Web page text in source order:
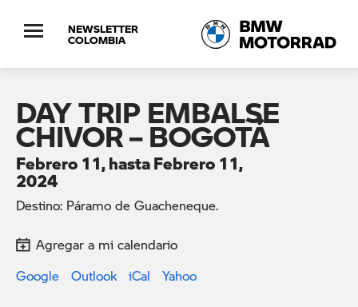
NEWSLETTER
COLOMBIA
DAY TRIP EMBALSE
CHIVOR – BOGOTÁ
Febrero 11, hasta Febrero 11,
2024
Destino: Páramo de Guacheneque.
Agregar a mi calendario
Google
Outlook iCal Yahoo